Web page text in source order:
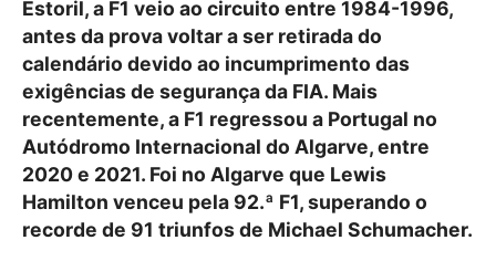
Estoril, a F1 veio ao circuito entre 1984-1996,
antes da prova voltar a ser retirada do
calendário devido ao incumprimento das
exigências de segurança da FIA. Mais
recentemente, a F1 regressou a Portugal no
Autódromo Internacional do Algarve, entre
2020 e 2021. Foi no Algarve que Lewis
Hamilton venceu pela 92.ª F1, superando o
recorde de 91 triunfos de Michael Schumacher.